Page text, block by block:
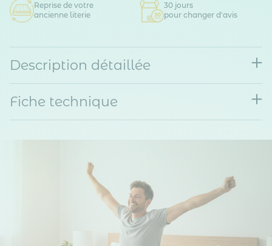
Reprise de votre
ancienne literie
30 jours
pour changer d'avis
Description détaillée
Fiche technique